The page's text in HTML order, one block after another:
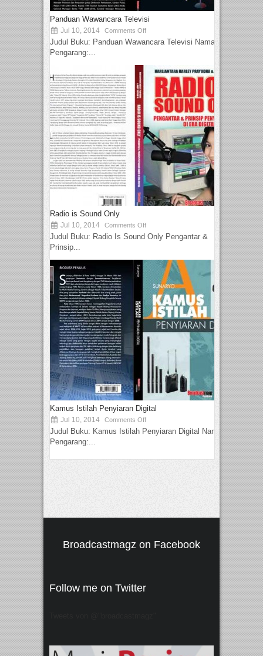
Panduan Wawancara Televisi
Jul 10, 2014 Comments Off
Judul Buku: Panduan Wawancara Televisi Nama
Pengarang:...
Radio is Sound Only
Jul 10, 2014 Comments Off
Judul Buku: Radio Is Sound Only Pengantar &
Prinsip...
Kamus Istilah Penyiaran Digital
Jul 10, 2014 Comments Off
Judul Buku: Kamus Istilah Penyiaran Digital Nama
Pengarang:...
Broadcastmagz on Facebook
Follow me on Twitter